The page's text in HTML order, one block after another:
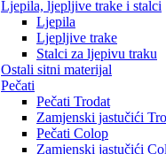
Ljepila, ljepljive trake i stalci
Ljepila
Ljepljive trake
Stalci za ljepivu traku
Ostali sitni materijal
Pečati
Pečati Trodat
Zamjenski jastučići
Pečati Colop
Zamjenski jastučići